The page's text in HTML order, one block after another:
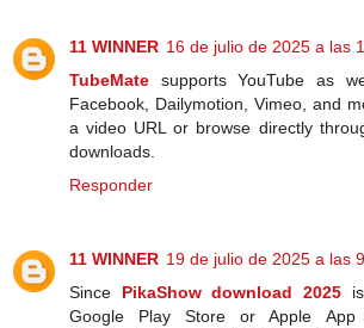
11 WINNER 16 de julio de 2025 a las
TubeMate supports YouTube as
Facebook, Dailymotion, Vimeo, and
a video URL or browse directly
downloads.
Responder
11 WINNER 19 de julio de 2025 a las
Since PikaShow download 2025
Google Play Store or Apple